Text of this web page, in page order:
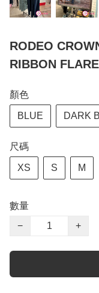
RODEO
RIBBON
顏色
BLUE DARK
尺碼
XS S M
數量
−
+